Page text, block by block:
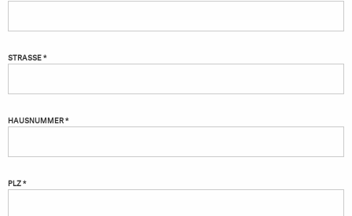
STRASSE *
HAUSNUMMER *
PLZ *